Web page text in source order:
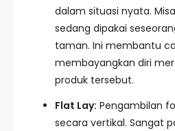
dalam situasi nyata.
sedang dipakai
taman. Ini membantu
membayangkan diri
produk tersebut.
Flat Lay: Pengambilan
secara vertikal. Sangat